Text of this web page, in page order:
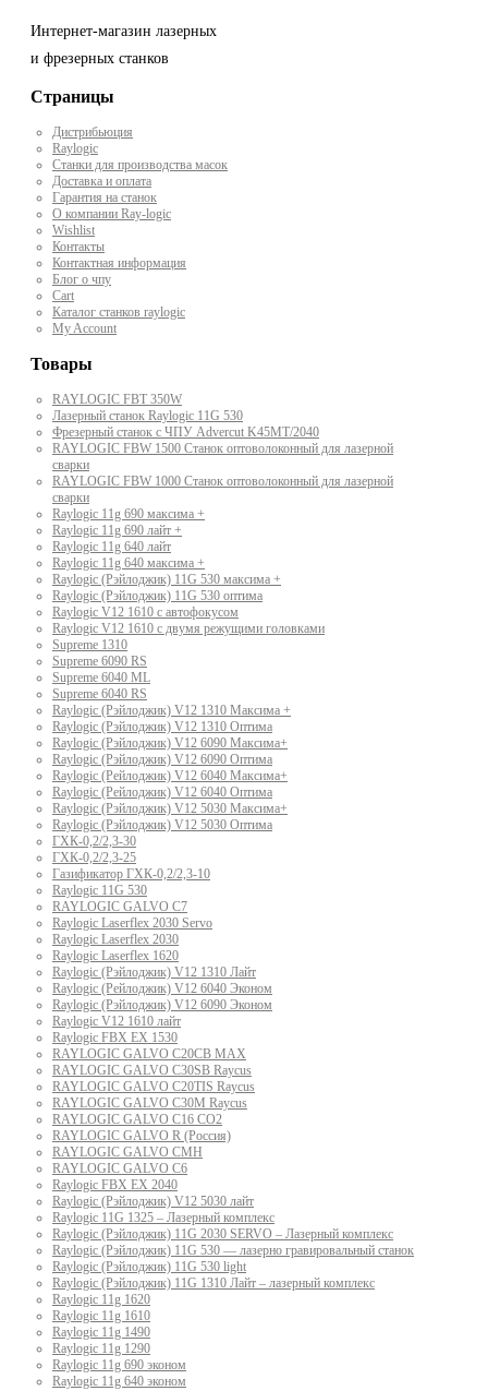
Интернет-магазин лазерных
и фрезерных станков
Страницы
Дистрибьюция
Raylogic
Станки для производства масок
Доставка и оплата
Гарантия на станок
О компании Ray-logic
Wishlist
Контакты
Контактная информация
Блог о чпу
Cart
Каталог станков raylogic
My Account
Товары
RAYLOGIC FBT 350W
Лазерный станок Raylogic 11G 530
Фрезерный станок с ЧПУ Advercut K45MT/2040
RAYLOGIC FBW 1500 Станок оптоволоконный для лазерной
сварки
RAYLOGIC FBW 1000 Станок оптоволоконный для лазерной
сварки
Raylogic 11g 690 максима +
Raylogic 11g 690 лайт +
Raylogic 11g 640 лайт
Raylogic 11g 640 максима +
Raylogic (Рэйлоджик) 11G 530 максима +
Raylogic (Рэйлоджик) 11G 530 оптима
Raylogic V12 1610 с автофокусом
Raylogic V12 1610 с двумя режущими головками
Supreme 1310
Supreme 6090 RS
Supreme 6040 ML
Supreme 6040 RS
Raylogic (Рэйлоджик) V12 1310 Максима +
Raylogic (Рэйлоджик) V12 1310 Оптима
Raylogic (Рэйлоджик) V12 6090 Максима+
Raylogic (Рэйлоджик) V12 6090 Оптима
Raylogic (Рейлоджик) V12 6040 Максима+
Raylogic (Рейлоджик) V12 6040 Оптима
Raylogic (Рэйлоджик) V12 5030 Максима+
Raylogic (Рэйлоджик) V12 5030 Оптима
ГХК-0,2/2,3-30
ГХК-0,2/2,3-25
Газификатор ГХК-0,2/2,3-10
Raylogic 11G 530
RAYLOGIC GALVO С7
Raylogic Laserflex 2030 Servo
Raylogic Laserflex 2030
Raylogic Laserflex 1620
Raylogic (Рэйлоджик) V12 1310 Лайт
Raylogic (Рейлоджик) V12 6040 Эконом
Raylogic (Рэйлоджик) V12 6090 Эконом
Raylogic V12 1610 лайт
Raylogic FBX EX 1530
RAYLOGIC GALVO С20CB MAX
RAYLOGIC GALVO С30SB Raycus
RAYLOGIC GALVO C20TIS Raycus
RAYLOGIC GALVO С30M Raycus
RAYLOGIC GALVO С16 CO2
RAYLOGIC GALVO R (Россия)
RAYLOGIC GALVO CMH
RAYLOGIC GALVO С6
Raylogic FBX EX 2040
Raylogic (Рэйлоджик) V12 5030 лайт
Raylogic 11G 1325 – Лазерный комплекс
Raylogic (Рэйлоджик) 11G 2030 SERVO – Лазерный комплекс
Raylogic (Рэйлоджик) 11G 530 — лазерно гравировальный станок
Raylogic (Рэйлоджик) 11G 530 light
Raylogic (Рэйлоджик) 11G 1310 Лайт – лазерный комплекс
Raylogic 11g 1620
Raylogic 11g 1610
Raylogic 11g 1490
Raylogic 11g 1290
Raylogic 11g 690 эконом
Raylogic 11g 640 эконом